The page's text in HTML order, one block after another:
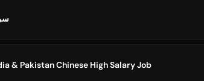
& Pakistan Chinese High Salary Job